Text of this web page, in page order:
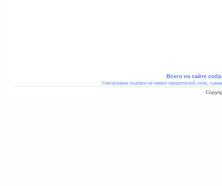
Всего на сайте
Электронные подписи не имеют юридической силы,